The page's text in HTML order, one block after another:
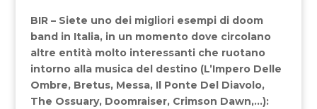
BIR – Siete uno dei migliori esempi di doom
band in Italia, in un momento dove circolano
altre entità molto interessanti che ruotano
intorno alla musica del destino (L’Impero Delle
Ombre, Bretus, Messa, Il Ponte Del Diavolo,
The Ossuary, Doomraiser, Crimson Dawn,…):